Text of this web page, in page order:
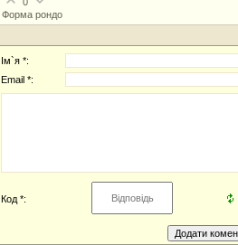
Форма рондо
Ім`я *:
Email *:
Код *: